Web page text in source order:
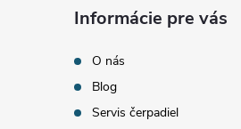
Informácie pre vás
O nás
Blog
Servis čerpadiel